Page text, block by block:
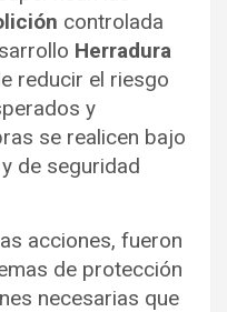
controlada
Herradura
reducir el riesgo
y
se realicen bajo
de seguridad
acciones, fueron
de protección
necesarias que